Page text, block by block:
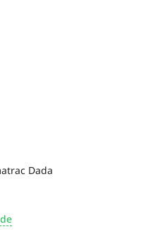
Dada